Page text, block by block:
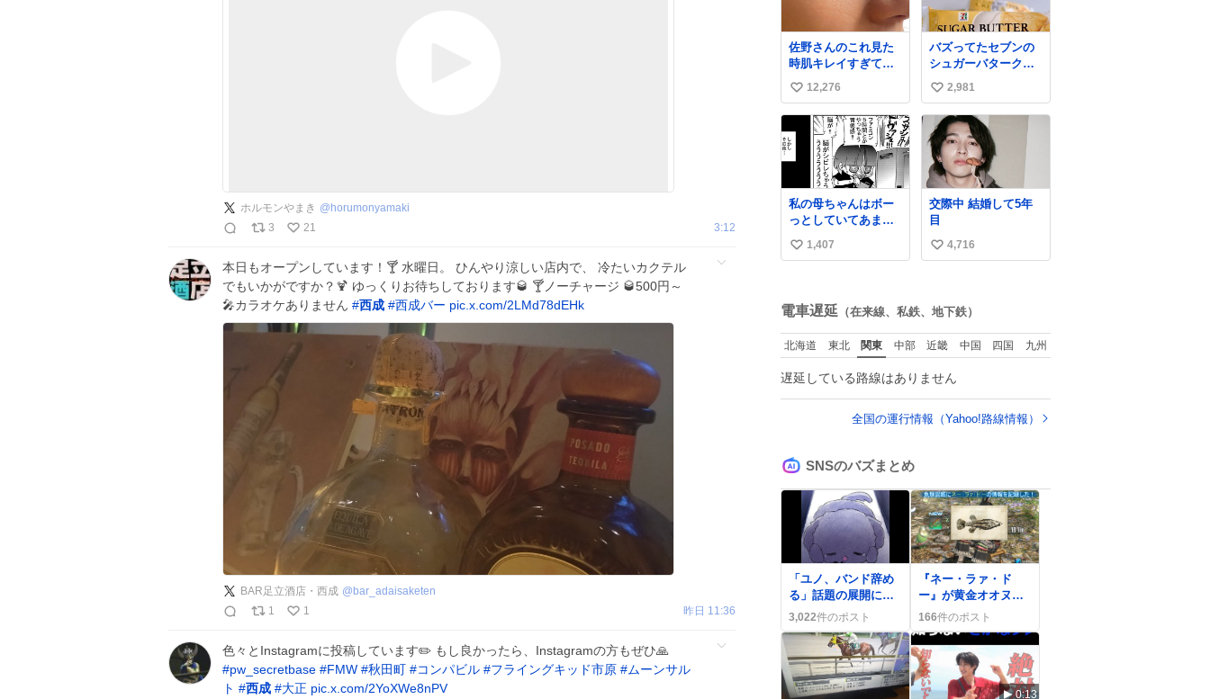
ホルモンやまき @ horumonyamaki
3
21 3:12
本日もオープンしています！🍸 水曜日。 ひんやり涼しい店内で、 冷たいカクテル
でもいかがですか？🍹 ゆっくりお待ちしております🥃 🍸ノーチャージ 🥃500円～
🎤カラオケありません #西成 #西成バー pic.x.com/2LMd78dEHk
BAR足立酒店・西成 @ bar_adaisaketen
1
1 昨日 11:36
色々とInstagramに投稿しています✏️ もし良かったら、Instagramの方もぜひ🙏
#pw_secretbase #FMW #秋田町 #コンパビル #フライングキッド市原 #ムーンサル
ト #西成 #大正 pic.x.com/2YoXWe8nPV
佐野さんのこれ見た
時肌キレイすぎてび
っくりしたし、やは
りアイドルって体型･
肌管理すごすぎる
い
い
ね
数
12,276
バズってたセブンの
シュガーバタークレ
ープうますぎて
7NOWで買い溜め🛒
💭
い
い
ね
数
2,981
私の母ちゃんはボー
っとしていてあまり
細かい事を気にしま
せん。優秀な人の多
な母親ではないかも
しれません。でも、
だからこそ、私はそ
ういう母親が大好き
くリラックスしま
す。「優秀」と「良
い」は別なんですよ
い
数
1,407
交際中 結婚して5年
目
い
数
4,716
電車遅延 （在来線、私鉄、地下鉄）
北海道 東北 関東 中部 近畿 中国 四国 九州
遅延している路線はありません
全国の運行情報（Yahoo!路線情報）
SNSのバズまとめ
「ユノ、バンド辞め
る」話題の展開にフ
ァン「なんでー？」
と反応
3,022件のポスト
『ネー・ラァ・ド
ー』が黄金オオヌシ
で次々釣り上げられ
「やったぜ」歓喜の
嵐
166件のポスト
0:13